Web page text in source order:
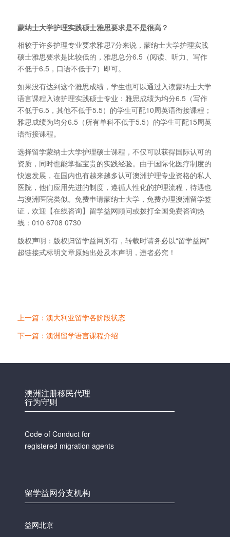
蒙纳士大学护理实践硕士雅思要求是不是很高？
相较于许多护理专业要求雅思7分来说，蒙纳士大学护理实践
硕士雅思要求是比较低的，雅思总分6.5（阅读、听力、写作
不低于6.5，口语不低于7）即可。
如果没有达到这个雅思成绩，学生也可以通过入读蒙纳士大学
语言课程入读护理实践硕士专业：雅思成绩为均分6.5（写作
不低于6.5，其他不低于5.5）的学生可配10周英语衔接课程；
雅思成绩为均分6.5（所有单科不低于5.5）的学生可配15周英
语衔接课程。
选择留学蒙纳士大学护理硕士课程，不仅可以获得国际认可的
资质，同时也能掌握宝贵的实践经验。由于国际化医疗制度的
快速发展，在国内也有越来越多认可澳洲护理专业资格的私人
医院，他们应用先进的制度，遵循人性化的护理流程，待遇也
与澳洲医院类似。免费申请蒙纳士大学，免费办理澳洲留学签
证，欢迎【在线咨询】留学益网顾问或拨打全国免费咨询热
线：010 6708 0730
版权声明：版权归留学益网所有，转载时请务必以“留学益网”
超链接式标明文章原始出处及本声明，违者必究！
上一篇：澳大利亚留学各阶段状态
下一篇：澳洲留学语言课程介绍
澳洲注册移民代理
行为守则
Code of Conduct for
registered migration agents
留学益网分支机构
益网北京